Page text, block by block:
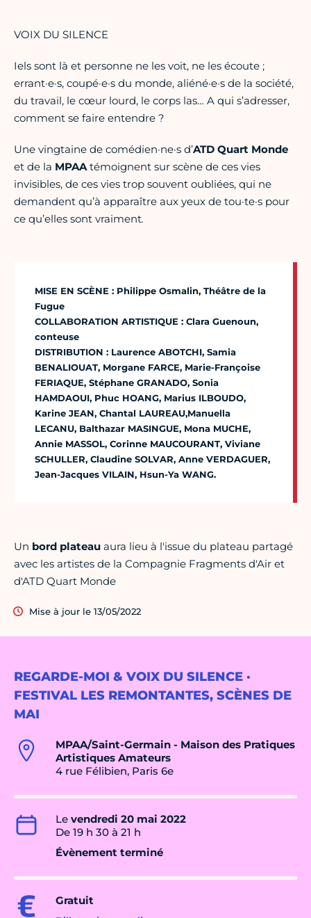
REGARDE-MOI & VOIX DU SILENCE ·
FESTIVAL LES REMONTANTES, SCÈNES DE
MAI
MPAA/Saint-Germain - Maison des Pratiques
Artistiques Amateurs
4 rue Félibien, Paris 6e
Le vendredi 20 mai 2022
De 19 h 30 à 21 h
Évènement terminé
Gratuit
VOIX DU SILENCE
Iels sont là et personne ne les voit, ne les écoute ;
errant·e·s, coupé·e·s du monde, aliéné·e·s de la société,
du travail, le cœur lourd, le corps las… A qui s’adresser,
comment se faire entendre ?
Une vingtaine de comédien·ne·s d’ATD Quart Monde
et de la MPAAtémoignent sur scène de ces vies
invisibles, de ces vies trop souvent oubliées, qui ne
demandent qu’à apparaître aux yeux de tou·te·s pour
ce qu’elles sont vraiment.
MISE EN SCÈNE : Philippe Osmalin, Théâtre de la
Fugue
COLLABORATION ARTISTIQUE : Clara Guenoun,
conteuse
DISTRIBUTION : Laurence ABOTCHI, Samia
BENALIOUAT, Morgane FARCE, Marie-Françoise
FERIAQUE, Stéphane GRANADO, Sonia
HAMDAOUI, Phuc HOANG, Marius ILBOUDO,
Karine JEAN, Chantal LAUREAU,Manuella
LECANU, Balthazar MASINGUE, Mona MUCHE,
Annie MASSOL, Corinne MAUCOURANT, Viviane
SCHULLER, Claudine SOLVAR, Anne VERDAGUER,
Jean-Jacques VILAIN, Hsun-Ya WANG.
Un bord plateau aura lieu à l'issue du plateau partagé
avec les artistes de la Compagnie Fragments d'Air et
d'ATD Quart Monde
Mise à jour le 13/05/2022